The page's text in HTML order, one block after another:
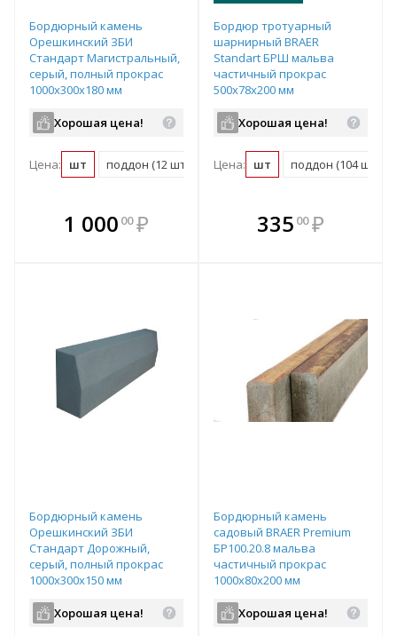
Бордюрный камень
Орешкинский ЗБИ
Стандарт Магистральный,
серый, полный прокрас
1000х300х180 мм
Хорошая цена!
Цена: шт поддон (12 шт)
1 000 00 ₽
В комплекте
всегда выгоднее!
Бордюр тротуарный
шарнирный BRAER
Standart БРШ мальва
частичный прокрас
500х78х200 мм
Хорошая цена!
Цена: шт поддон (104 шт)
В комплекте
всегда выгоднее!
335 00 ₽
Бордюрный камень
Орешкинский ЗБИ
Стандарт Дорожный,
серый, полный прокрас
1000х300х150 мм
Хорошая цена!
Бордюрный камень
садовый BRAER Premium
БР100.20.8 мальва
частичный прокрас
1000х80х200 мм
Хорошая цена!